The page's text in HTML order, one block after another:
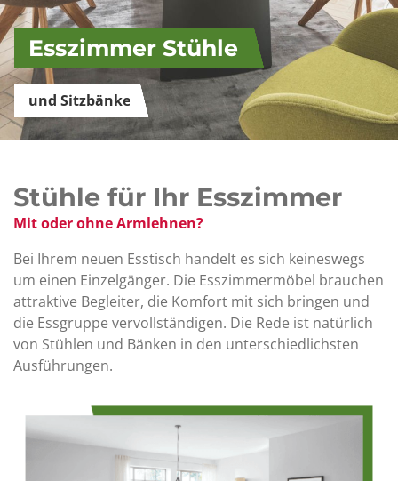
Esszimmer Stühle
und Sitzbänke
Stühle für Ihr Esszimmer
Mit oder ohne Armlehnen?
Bei Ihrem neuen Esstisch handelt es sich keineswegs
um einen Einzelgänger. Die Esszimmermöbel brauchen
attraktive Begleiter, die Komfort mit sich bringen und
die Essgruppe vervollständigen. Die Rede ist natürlich
von Stühlen und Bänken in den unterschiedlichsten
Ausführungen.